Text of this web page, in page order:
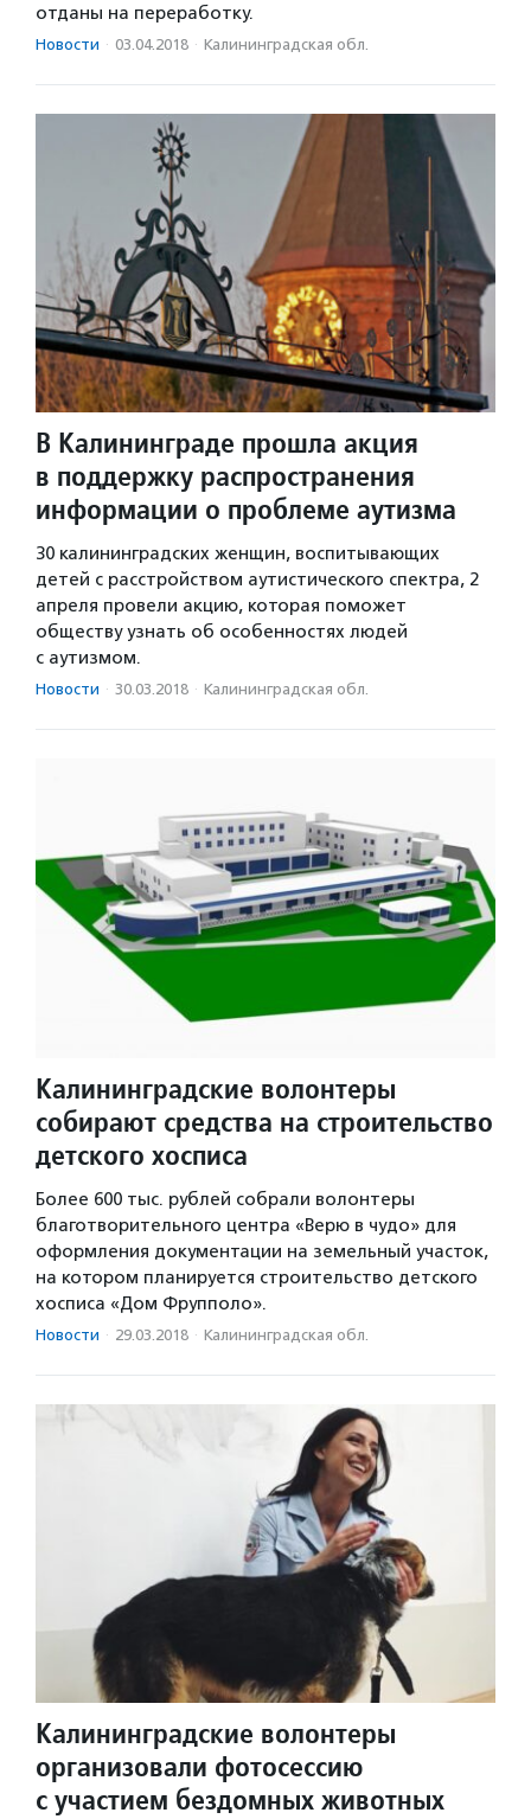
отданы на переработку.
Новости · 03.04.2018 · Калининградская обл.
В Калининграде прошла акция
в поддержку распространения
информации о проблеме аутизма
30 калининградских женщин, воспитывающих
детей с расстройством аутистического спектра, 2
апреля провели акцию, которая поможет
обществу узнать об особенностях людей
с аутизмом.
Новости · 30.03.2018 · Калининградская обл.
Калининградские волонтеры
собирают средства на строительство
детского хосписа
Более 600 тыс. рублей собрали волонтеры
благотворительного центра «Верю в чудо» для
оформления документации на земельный участок,
на котором планируется строительство детского
хосписа «Дом Фрупполо».
Новости · 29.03.2018 · Калининградская обл.
Калининградские волонтеры
организовали фотосессию
с участием бездомных животных